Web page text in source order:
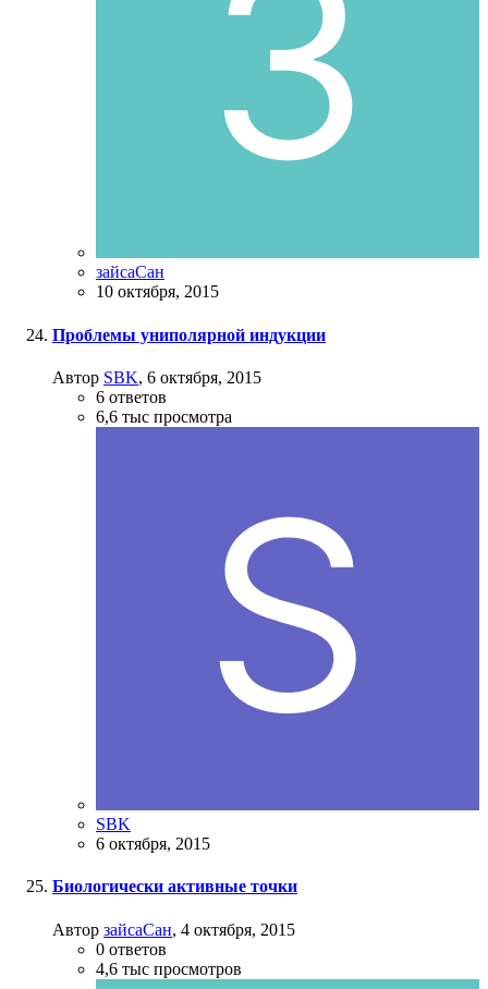
зайсаСан
10 октября, 2015
Проблемы униполярной индукции
Автор SBK, 6 октября, 2015
6 ответов
6,6 тыс просмотра
SBK
6 октября, 2015
Биологически активные точки
Автор зайсаСан, 4 октября, 2015
0 ответов
4,6 тыс просмотров